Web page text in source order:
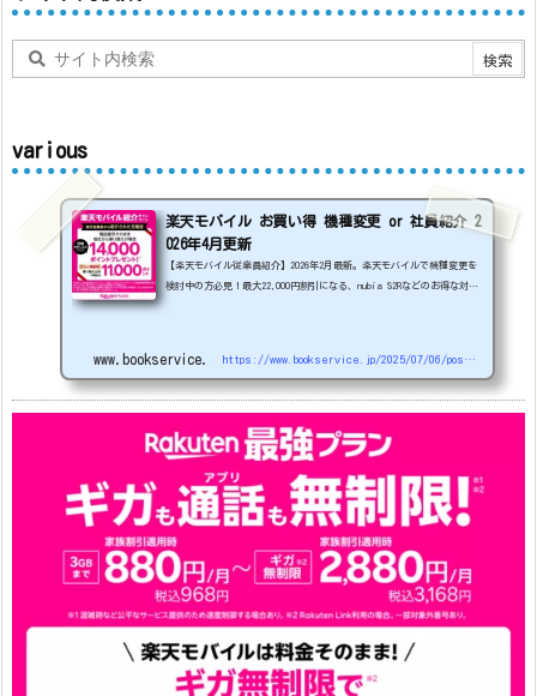
various
楽天モバイル お買い得 機種変更 or 社員紹介 2
026年4月更新
【楽天モバイル従業員紹介】2026年2月最新。楽天モバイルで機種変更を
検討中の方必見！最大22,000円割引になる、nubia S2Rなどのお得な対象
arrows We2 1円 arrows We2 Plus #1円
www.bookservice.jp https://www.bookservice.jp/2025/07/06/post-48181